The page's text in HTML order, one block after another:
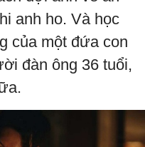
anh ho. Và học
của một đứa con
đàn ông 36 tuổi,